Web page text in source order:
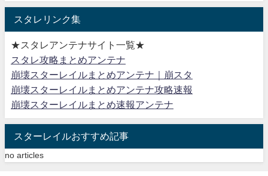
スタレリンク集
★スタレアンテナサイト一覧★
スタレ攻略まとめアンテナ
崩壊スターレイルまとめアンテナ｜崩スタ
崩壊スターレイルまとめアンテナ攻略速報
崩壊スターレイルまとめ速報アンテナ
スターレイルおすすめ記事
no articles